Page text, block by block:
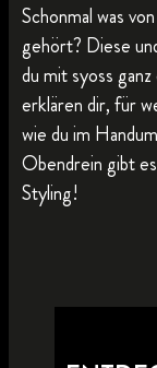
Schonmal was
gehört? Diese
du mit syoss
erklären dir, für
wie du im
Obendrein gibt
Styling!